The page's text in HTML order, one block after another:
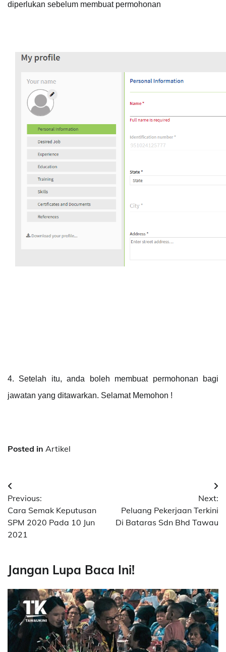
diperlukan sebelum membuat permohonan
4. Setelah itu, anda boleh membuat permohonan bagi
jawatan yang ditawarkan. Selamat Memohon !
Posted in Artikel
Post
navigation
Previous:
Cara Semak Keputusan
SPM 2020 Pada 10 Jun
2021
Next:
Peluang Pekerjaan Terkini
Di Bataras Sdn Bhd Tawau
Jangan Lupa Baca Ini!